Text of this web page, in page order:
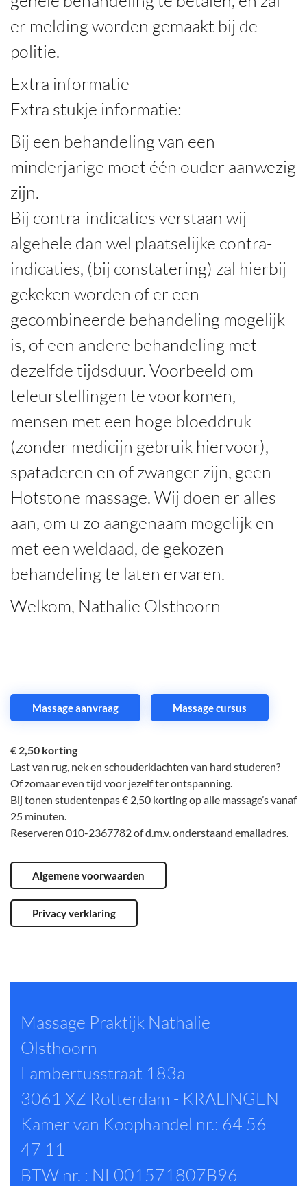
er melding worden gemaakt bij de
politie.
Extra informatie
Extra stukje informatie:
Bij een behandeling van een
minderjarige moet één ouder aanwezig
zijn.
Bij contra-indicaties verstaan wij
algehele dan wel plaatselijke contra-
indicaties, (bij constatering) zal hierbij
gekeken worden of er een
gecombineerde behandeling mogelijk
is, of een andere behandeling met
dezelfde tijdsduur. Voorbeeld om
teleurstellingen te voorkomen,
mensen met een hoge bloeddruk
(zonder medicijn gebruik hiervoor),
spataderen en of zwanger zijn, geen
Hotstone massage. Wij doen er alles
aan, om u zo aangenaam mogelijk en
met een weldaad, de gekozen
behandeling te laten ervaren.
Welkom, Nathalie Olsthoorn
Massage aanvraag Massage cursus
€ 2,50 korting
Last van rug, nek en schouderklachten van hard studeren?
Of zomaar even tijd voor jezelf ter ontspanning.
Bij tonen studentenpas € 2,50 korting op alle massage’s vanaf
25 minuten.
Reserveren 010-2367782 of d.m.v. onderstaand emailadres.
Algemene voorwaarden
Privacy verklaring
Massage Praktijk Nathalie
Olsthoorn
Lambertusstraat 183a
3061 XZ Rotterdam - KRALINGEN
Kamer van Koophandel nr.: 64 56
47 11
BTW nr. : NL001571807B96